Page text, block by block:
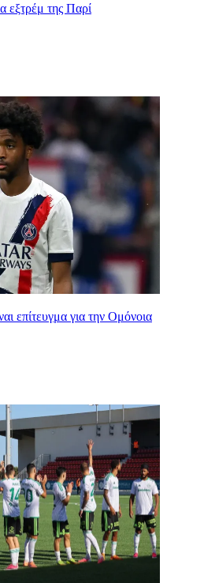
εξτρέμ της Παρί
επίτευγμα για την Ομόνοια